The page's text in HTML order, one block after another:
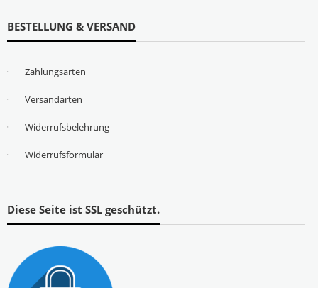
BESTELLUNG & VERSAND
Zahlungsarten
Versandarten
Widerrufsbelehrung
Widerrufsformular
Diese Seite ist SSL geschützt.